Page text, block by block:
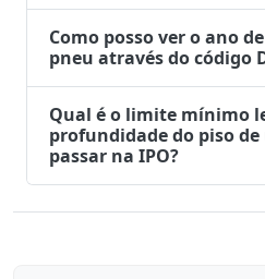
Como posso ver o ano
pneu através do código
Qual é o limite mínimo
profundidade do piso
passar na IPO?